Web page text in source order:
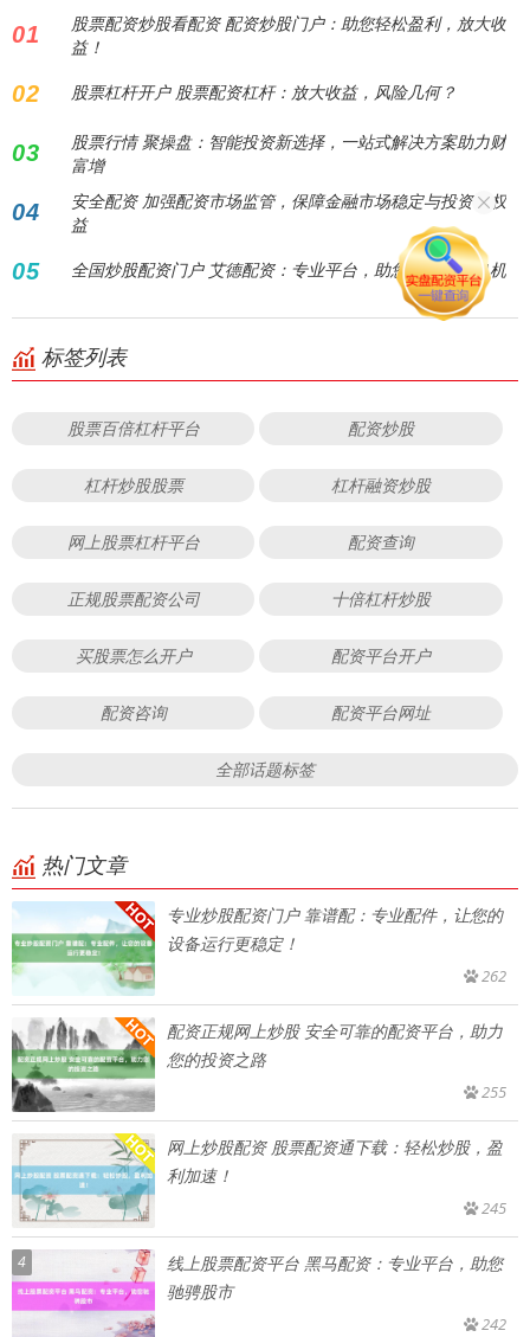
01
股票配资炒股看配资 配资炒股门户：助您轻松盈利，放大收
益！
02 股票杠杆开户 股票配资杠杆：放大收益，风险几何？
03
股票行情 聚操盘：智能投资新选择，一站式解决方案助力财
富增
04
安全配资 加强配资市场监管，保障金融市场稳定与投资者权
益
05 全国炒股配资门户 艾德配资：专业平台，助您把握投资良机
标签列表
股票百倍杠杆平台 配资炒股
杠杆炒股股票 杠杆融资炒股
网上股票杠杆平台 配资查询
正规股票配资公司 十倍杠杆炒股
买股票怎么开户 配资平台开户
配资咨询 配资平台网址
全部话题标签
热门文章
专业炒股配资门户 靠谱配：专业配件，让您的
设备运行更稳定！
262
配资正规网上炒股 安全可靠的配资平台，助力
您的投资之路
255
网上炒股配资 股票配资通下载：轻松炒股，盈
利加速！
245
4
线上股票配资平台 黑马配资：专业平台，助您
驰骋股市
242